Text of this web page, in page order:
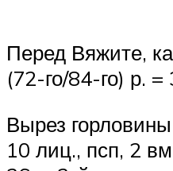
Перед Вяжите,
(72-го/84-го) р. =
Вырез
10 лиц., псп, 2